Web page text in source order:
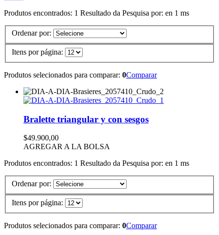
Produtos encontrados: 1 Resultado da Pesquisa por: en 1 ms
Ordenar por:
Itens por página:
Produtos selecionados para comparar: 0Comparar
Bralette triangular y con sesgos
$49.900,00
AGREGAR A LA BOLSA
Produtos encontrados: 1 Resultado da Pesquisa por: en 1 ms
Ordenar por:
Itens por página:
Produtos selecionados para comparar: 0Comparar